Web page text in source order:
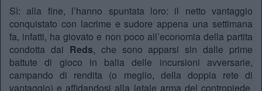
Sì: alla fine, l’hanno spuntata loro: il netto vantaggio
conquistato con lacrime e sudore appena una settimana
fa, infatti, ha giovato e non poco all’economia della partita
condotta dai Reds, che sono apparsi sin dalle prime
battute di gioco in balia delle incursioni avversarie,
campando di rendita (o meglio, della doppia rete di
vantaggio) e affidandosi alla letale arma del contropiede.